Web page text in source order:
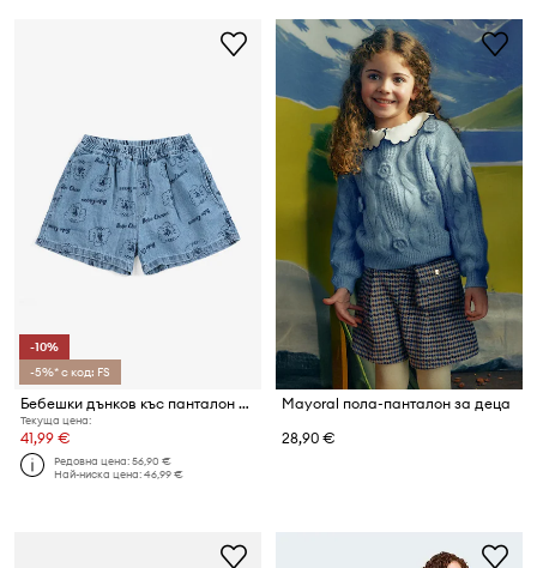
-10%
-5%* с код: FS
Бебешки дънков къс панталон Bobo Choses Pickles The Dog
Текуща цена:
41,99 €
Редовна цена:56,90 €
Най-ниска цена:46,99 €
Mayoral пола-панталон за деца
28,90 €